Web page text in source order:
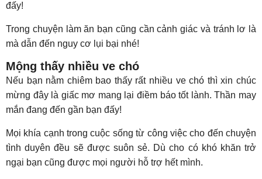
đấy!
Trong chuyện làm ăn bạn cũng cần cảnh giác và tránh lơ là
mà dẫn đến nguy cơ lụi bại nhé!
Mộng thấy nhiều ve chó
Nếu bạn nằm chiêm bao thấy rất nhiều ve chó thì xin chúc
mừng đây là giấc mơ mang lại điềm báo tốt lành. Thần may
mắn đang đến gần bạn đấy!
Mọi khía cạnh trong cuộc sống từ công việc cho đến chuyện
tình duyên đều sẽ được suôn sẻ. Dù cho có khó khăn trở
ngại bạn cũng được mọi người hỗ trợ hết mình.